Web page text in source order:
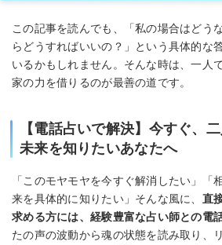
この記事を読んでも、「私の場合はどう
らどうすればいいの？」という具体的な
いるかもしれません。そんな時は、一人
家の力を借りるのが最善の道です。
【電話占いで解決】今すぐ、
未来を知りたいあなたへ
「このモヤモヤを今すぐ解消したい」「
来を具体的に知りたい」そんな風に、 直
求める方には、経験豊富な占い師との電
たの声の波動から魂の状態を読み取り、